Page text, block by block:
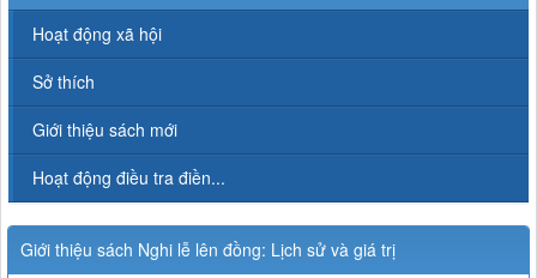
Hoạt động xã hội
Sở thích
Giới thiệu sách mới
Hoạt động điều tra điền...
Giới thiệu sách Nghi lễ lên đồng: Lịch sử và giá trị